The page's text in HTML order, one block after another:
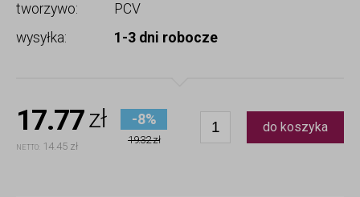
tworzywo:
PCV
wysyłka:
1-3 dni robocze
17.77zł
NETTO: 14.45 zł
-8%
19.32 zł
do koszyka